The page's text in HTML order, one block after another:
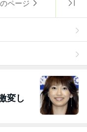
ページ
変し